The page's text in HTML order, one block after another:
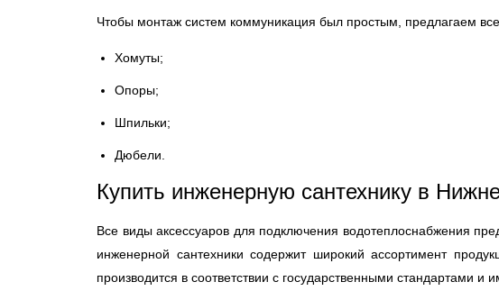
Чтобы монтаж систем коммуникация был простым, предлагаем
Хомуты;
Опоры;
Шпильки;
Дюбели.
Купить инженерную сантехнику в
Все виды аксессуаров для подключения водотеплоснабжения
инженерной сантехники содержит широкий ассортимент
производится в соответствии с государственными стандартами